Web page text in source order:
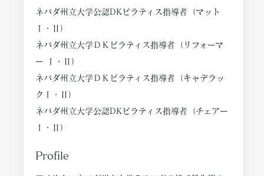
ネバダ州立大学公認DKピラティス指導者（マット
Ⅰ・Ⅱ）
ネバダ州立大学ＤＫピラティス指導者（リフォーマ
ー Ⅰ・Ⅱ）
ネバダ州立大学ＤＫピラティス指導者（キャデラッ
クⅠ・Ⅱ）
ネバダ州立大学公認DKピラティス指導者（チェアー
Ⅰ・Ⅱ）
Profile